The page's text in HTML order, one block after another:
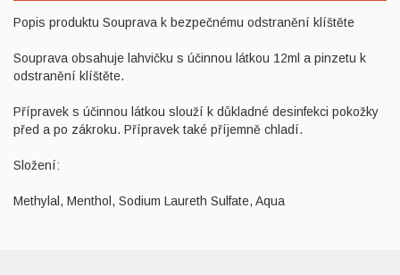
Popis produktu Souprava k bezpečnému odstranění klíštěte
Souprava obsahuje lahvičku s účinnou látkou 12ml a pinzetu k
odstranění klíštěte.
Přípravek s účinnou látkou slouží k důkladné desinfekci pokožky
před a po zákroku. Přípravek také příjemně chladí.
Složení:
Methylal, Menthol, Sodium Laureth Sulfate, Aqua